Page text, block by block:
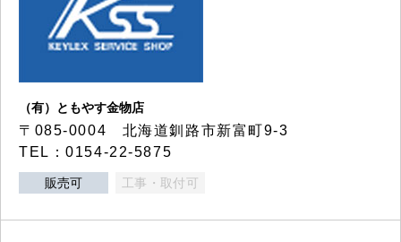
（有）ともやす金物店
〒085-0004 北海道釧路市新富町9-3
TEL：0154-22-5875
販売可 工事・取付可